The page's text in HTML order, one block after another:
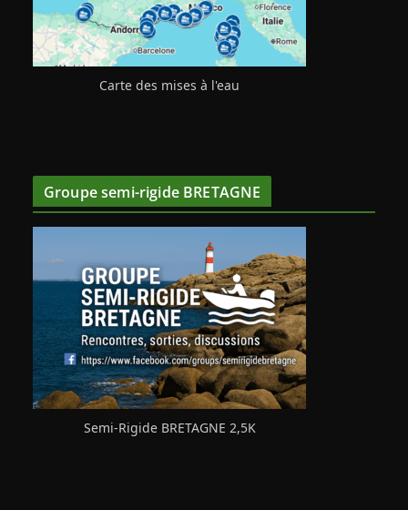
Carte des mises à l'eau
Groupe semi-rigide BRETAGNE
Semi-Rigide BRETAGNE 2,5K